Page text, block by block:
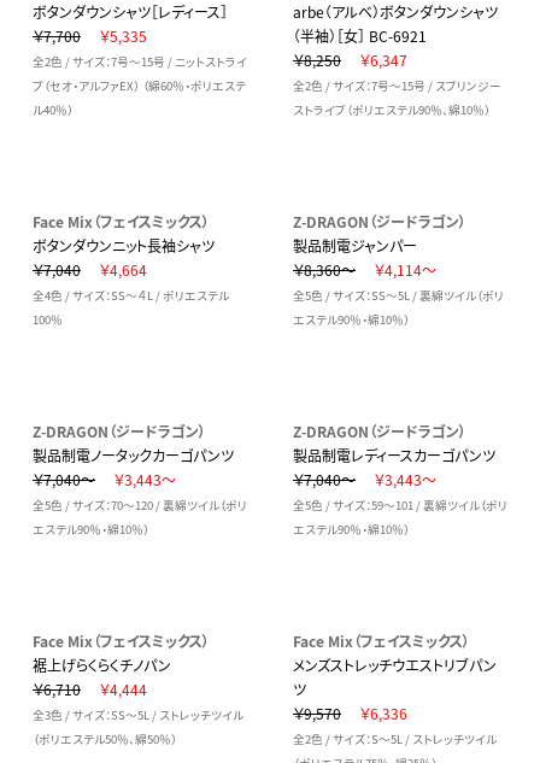
ボタンダウンシャツ［レディース］
￥7,700
￥5,335
全2色 / サイズ：7号～15号 / ニットストライ
プ（セオ・アルファEX） （綿60％・ポリエステ
ル40％）
arbe（アルベ）ボタンダウンシャツ
（半袖）［女］ BC-6921
￥8,250
￥6,347
全2色 / サイズ：7号～15号 / スプリンジー
ストライプ（ポリエステル90％、綿10％）
Face Mix（フェイスミックス）
ボタンダウンニット長袖シャツ
￥7,040
￥4,664
全4色 / サイズ：SS～４L / ポリエステル
100％
Z-DRAGON（ジードラゴン）
製品制電ジャンパー
￥8,360～
￥4,114～
全5色 / サイズ：SS～5L / 裏綿ツイル（ポリ
エステル90％・綿10％）
Z-DRAGON（ジードラゴン）
製品制電ノータックカーゴパンツ
￥7,040～
￥3,443～
全5色 / サイズ：70～120 / 裏綿ツイル（ポリ
エステル90％・綿10％）
Z-DRAGON（ジードラゴン）
製品制電レディースカーゴパンツ
￥7,040～
￥3,443～
全5色 / サイズ：59～101 / 裏綿ツイル（ポリ
エステル90％・綿10％）
Face Mix（フェイスミックス）
裾上げらくらくチノパン
￥6,710
￥4,444
全3色 / サイズ：SS～5L / ストレッチツイル
（ポリエステル50％、綿50％）
Face Mix（フェイスミックス）
メンズストレッチウエストリブパン
ツ
￥9,570
￥6,336
全2色 / サイズ：S～5L / ストレッチツイル